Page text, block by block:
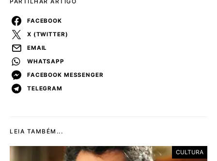
FACEBOOK
X (TWITTER)
EMAIL
WHATSAPP
FACEBOOK MESSENGER
TELEGRAM
LEIA TAMBÉM...
CULTURA